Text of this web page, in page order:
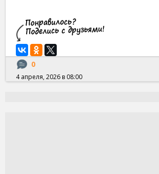
0
4 апреля, 2026 в 08:00